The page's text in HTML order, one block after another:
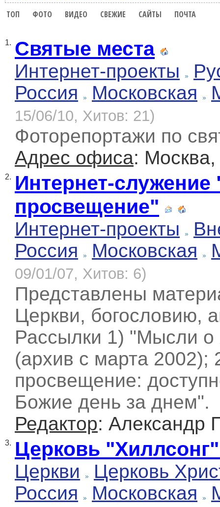
ТОП ФОТО ВИДЕО СВЕЖИЕ САЙТЫ ПОЧТА
1. Святые места
Интернет-проекты
Россия
Московская
15/06/10, Хитов: 21)
Фоторепортажи по
Адрес офиса:
2. Интернет-служение
просвещение"
Интернет-проекты
Россия
Московская
09/01/07, Хитов: 6)
Представлены
Церкви, богословию,
Рассылки 1) "Мысли о
(архив с марта 2002);
просвещение:
Божие день за днем".
Редактор: Александр
3. Церковь
Церкви
Церковь
Россия
Московская